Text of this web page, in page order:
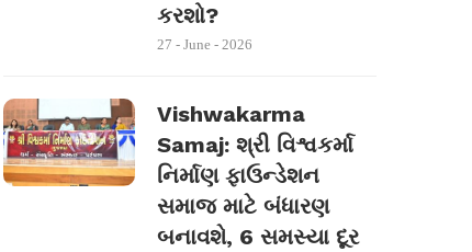
કરશો?
27 - June - 2026
Vishwakarma
Samaj: શ્રી વિશ્વકર્મા
નિર્માણ ફાઉન્ડેશન
સમાજ માટે બંધારણ
બનાવશે, 6 સમસ્યા દૂર